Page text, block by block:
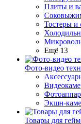
Плиты и
Тостеры
Ещё 13
Фото-видео
Экшн-
Товары для